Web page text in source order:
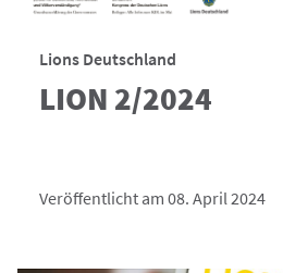
Lions Deutschland
LION 2/2024
Veröffentlicht am 08. April 2024